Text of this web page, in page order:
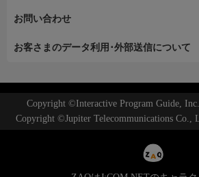
お問い合わせ
お客さまのデータ利用･外部送信について
Copyright ©Interactive Program Guide,
Copyright ©Jupiter Telecommunications Co.,